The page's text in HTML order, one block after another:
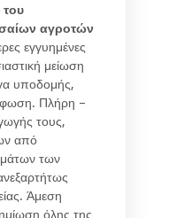
αγροτών
εγγυημένες
μείωση
υποδομής,
Πλήρη –
τους,
από
των
Άμεση
όλης της